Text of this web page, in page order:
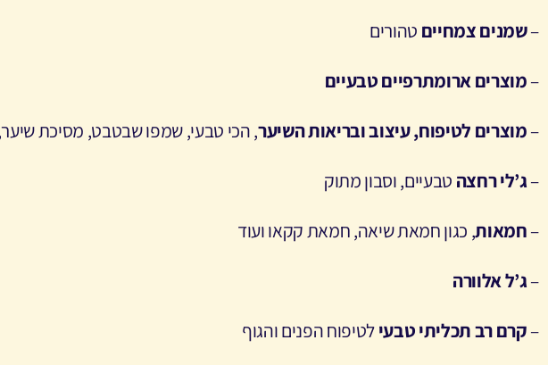
–שמנים צמחיים טהורים
–מוצרים ארומתרפיים טבעיים
–מוצרים לטיפוח, עיצוב ובריאות השיער, הכי טבעי, שמפו שבטבט, מסיכת
–ג’לי רחצה טבעיים, וסבון מתוק
–חמאות, כגון חמאת שיאה, חמאת קקאו ועוד
–ג’ל אלוורה
–קרם רב תכליתי טבעילטיפוח הפנים והגוף